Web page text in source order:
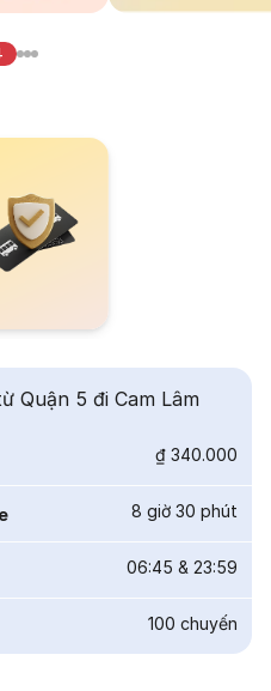
Quận 5 đi Cam Lâm
₫ 340.000
8 giờ 30 phút
06:45 & 23:59
100 chuyến